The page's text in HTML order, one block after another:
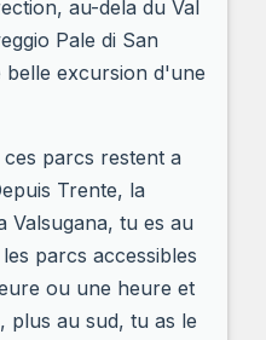
au-dela du Val
Pale di San
excursion d'une
parcs restent a
Trente, la
Valsugana, tu es au
parcs accessibles
ou une heure et
plus au sud, tu as le